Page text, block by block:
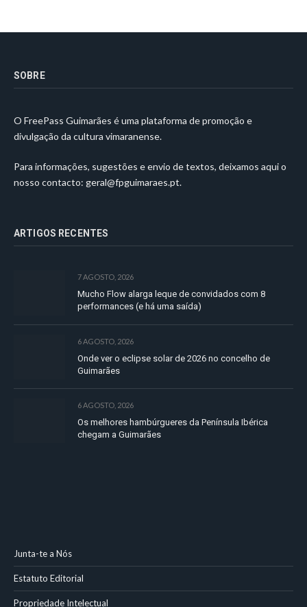
SOBRE
O FreePass Guimarães é uma plataforma de promoção e
divulgação da cultura vimaranense.
Para informações, sugestões e envio de textos, deixamos aqui o
nosso contacto: geral@fpguimaraes.pt.
ARTIGOS RECENTES
7 AGOSTO, 2026
Mucho Flow alarga leque de convidados com 8
performances (e há uma saída)
6 AGOSTO, 2026
Onde ver o eclipse solar de 2026 no concelho de
Guimarães
6 AGOSTO, 2026
Os melhores hambúrgueres da Península Ibérica
chegam a Guimarães
Junta-te a Nós
Estatuto Editorial
Propriedade Intelectual